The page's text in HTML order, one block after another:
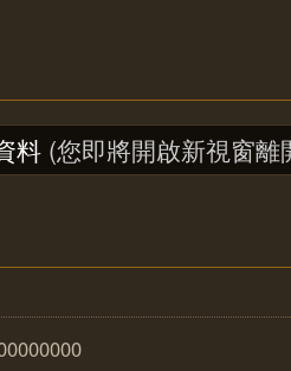
料 (您即將開啟新視窗離